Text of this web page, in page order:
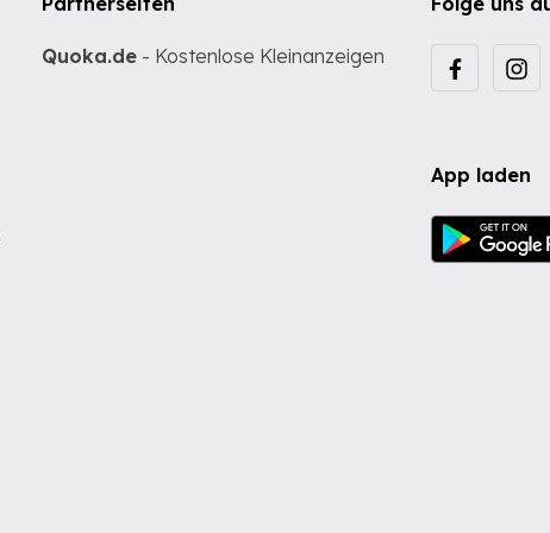
App laden
Quoka.de - Kostenlose Kleinanzeigen